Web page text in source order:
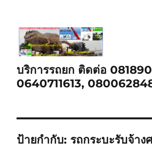
บริการรถยก ติดต่อ
0640711613,
ป้ายกำกับ: รถกระบะรับจ้าง